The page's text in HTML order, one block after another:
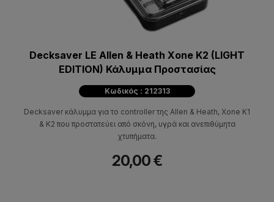
Decksaver LE Allen & Heath Xone K2 (LIGHT
EDITION) Κάλυμμα Προστασίας
Κωδικός : 212313
Decksaver κάλυμμα για το controller της Allen & Heath, Xone K1
& K2 που προστατεύει από σκόνη, υγρά και ανεπιθύμητα
χτυπήματα.
20,00 €